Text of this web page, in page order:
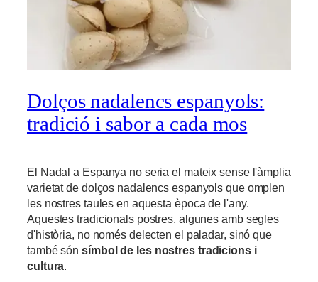
Dolços nadalencs espanyols:
tradició i sabor a cada mos
El Nadal a Espanya no seria el mateix sense l'àmplia
varietat de dolços nadalencs espanyols que omplen
les nostres taules en aquesta època de l'any.
Aquestes tradicionals postres, algunes amb segles
d'història, no només delecten el paladar, sinó que
també sónsímbol de les nostres tradicions i
cultura.